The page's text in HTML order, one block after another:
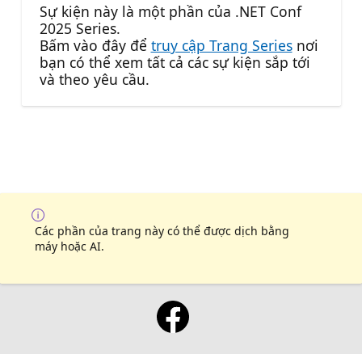
Sự kiện này là một phần của .NET Conf
2025 Series.
Bấm vào đây để truy cập Trang Seriesnơi
bạn có thể xem tất cả các sự kiện sắp tới
và theo yêu cầu.
Các phần của trang này có thể được dịch bằng
máy hoặc AI.